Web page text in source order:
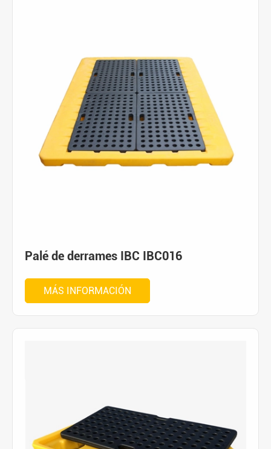
Palé de derrames IBC IBC016
MÁS INFORMACIÓN